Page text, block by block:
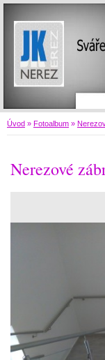
Úvod » Fotoalbum »
Nerezové